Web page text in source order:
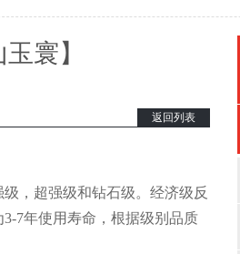
寰】
返回列表
，超强级和钻石级。经济级反
7年使用寿命，根据级别品质